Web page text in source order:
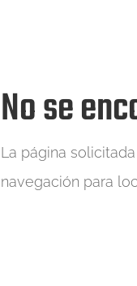
No se
La página
navegación para